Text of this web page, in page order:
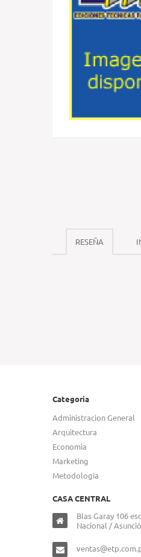
RESEÑA
Categoria
Administracion General
Arquitectura
Economia
Marketing
Metodologia
CASA CENTRAL
Blas Garay 106
Nacional /